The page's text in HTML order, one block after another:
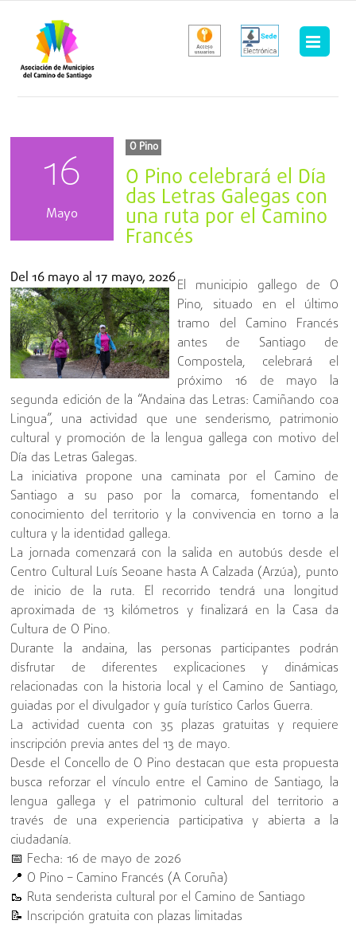
contenido
16
Mayo
O Pino
O Pino celebrará el Día
das Letras Galegas con
una ruta por el Camino
Francés
Del16 mayo al17 mayo, 2026El municipio gallego de O
Pino, situado en el último
tramo del Camino Francés
antes de Santiago de
Compostela, celebrará el
próximo 16 de mayo la
segunda edición de la “Andaina das Letras: Camiñando coa
Lingua”, una actividad que une senderismo, patrimonio
cultural y promoción de la lengua gallega con motivo del
Día das Letras Galegas.
La iniciativa propone una caminata por el Camino de
Santiago a su paso por la comarca, fomentando el
conocimiento del territorio y la convivencia en torno a la
cultura y la identidad gallega.
La jornada comenzará con la salida en autobús desde el
Centro Cultural Luís Seoane hasta A Calzada (Arzúa), punto
de inicio de la ruta. El recorrido tendrá una longitud
aproximada de 13 kilómetros y finalizará en la Casa da
Cultura de O Pino.
Durante la andaina, las personas participantes podrán
disfrutar de diferentes explicaciones y dinámicas
relacionadas con la historia local y el Camino de Santiago,
guiadas por el divulgador y guía turístico Carlos Guerra.
La actividad cuenta con 35 plazas gratuitas y requiere
inscripción previa antes del 13 de mayo.
Desde el Concello de O Pino destacan que esta propuesta
busca reforzar el vínculo entre el Camino de Santiago, la
lengua gallega y el patrimonio cultural del territorio a
través de una experiencia participativa y abierta a la
ciudadanía.
📅 Fecha: 16 de mayo de 2026
📍 O Pino – Camino Francés (A Coruña)
🥾 Ruta senderista cultural por el Camino de Santiago
📝 Inscripción gratuita con plazas limitadas